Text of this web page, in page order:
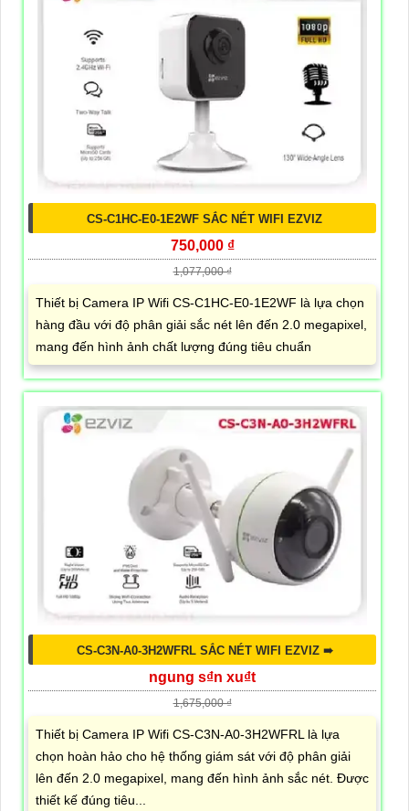
CS-C1HC-E0-1E2WF SẮC NÉT WIFI EZVIZ
750,000 ₫
1,077,000 ₫
Thiết bị Camera IP Wifi CS-C1HC-E0-1E2WF là lựa chọn
hàng đầu với độ phân giải sắc nét lên đến 2.0 megapixel,
mang đến hình ảnh chất lượng đúng tiêu chuẩn
CS-C3N-A0-3H2WFRL SẮC NÉT WIFI EZVIZ ➠
ngung s₫n xu₫t
1,675,000 ₫
Thiết bị Camera IP Wifi CS-C3N-A0-3H2WFRL là lựa
chọn hoàn hảo cho hệ thống giám sát với độ phân giải
lên đến 2.0 megapixel, mang đến hình ảnh sắc nét. Được
thiết kế đúng tiêu...